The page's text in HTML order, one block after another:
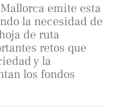
emite esta
la necesidad de
de ruta
retos que
y la
los fondos